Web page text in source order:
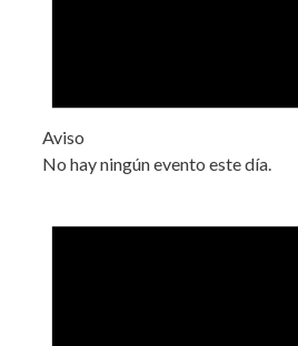
Aviso
No hay ningún evento este día.